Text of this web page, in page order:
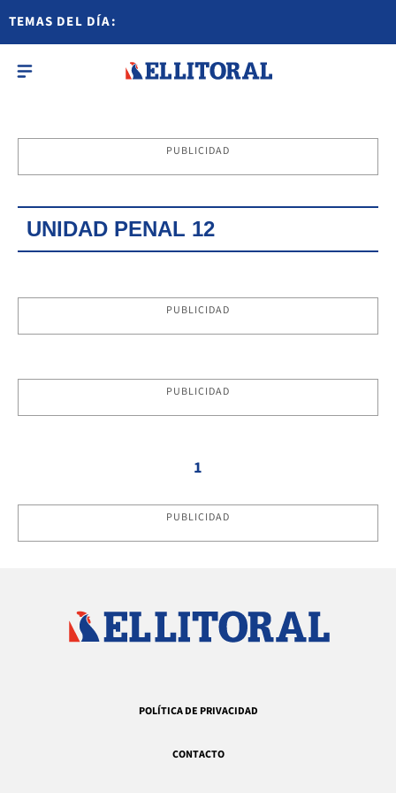
TEMAS DEL DÍA:
PUBLICIDAD
UNIDAD PENAL 12
PUBLICIDAD
PUBLICIDAD
1
PUBLICIDAD
POLÍTICA DE PRIVACIDAD
CONTACTO